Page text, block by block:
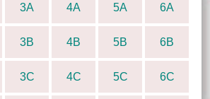
3A 4A 5A 6A
3B 4B 5B 6B
3C 4C 5C 6C